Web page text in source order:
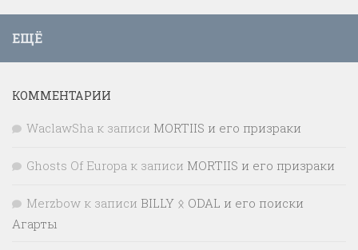
ЕЩЁ
КОММЕНТАРИИ
WaclawSha к записи MORTIIS и его призраки
Ghosts Of Europa к записи MORTIIS и его призраки
Merzbow к записи BILLY ᛟ ODAL и его поиски
Агарты